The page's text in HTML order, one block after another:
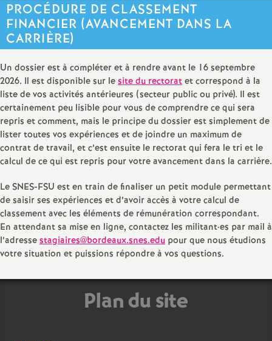
PROCÉDURE DE CLASSEMENT
FINANCIER (AVANCEMENT DANS LA
CARRIÈRE)
Un dossier est à compléter et à rendre avant le 16 septembre
2026. Il est disponible sur lesite du rectoratet correspond à la
liste de vos activités antérieures (secteur public ou privé). Il est
certainement peu lisible pour vous de comprendre ce qui sera
repris et comment, mais le principe du dossier est simplement de
lister toutes vos expériences et de joindre un maximum de
contrat de travail, et c’est ensuite le rectorat qui fera le tri et le
calcul de ce qui est repris pour votre avancement dans la carrière.
Le SNES-FSU est en train de finaliser un petit module permettant
de saisir ses expériences et d’avoir accès à votre calcul de
classement avec les éléments de rémunération correspondant.
En attendant sa mise en ligne, contactez les militant·es par mail à
l’adressestagiaires@bordeaux.snes.edu pour que nous étudions
votre situation et puissions répondre à vos questions.
Plan du site